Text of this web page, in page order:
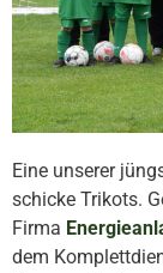
Eine unserer
schicke Trikots.
Firma
dem